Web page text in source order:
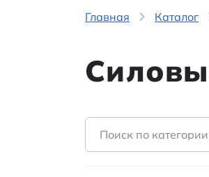
Главная Каталог